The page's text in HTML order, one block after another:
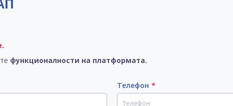
функционалности на платформата.
Телефон *